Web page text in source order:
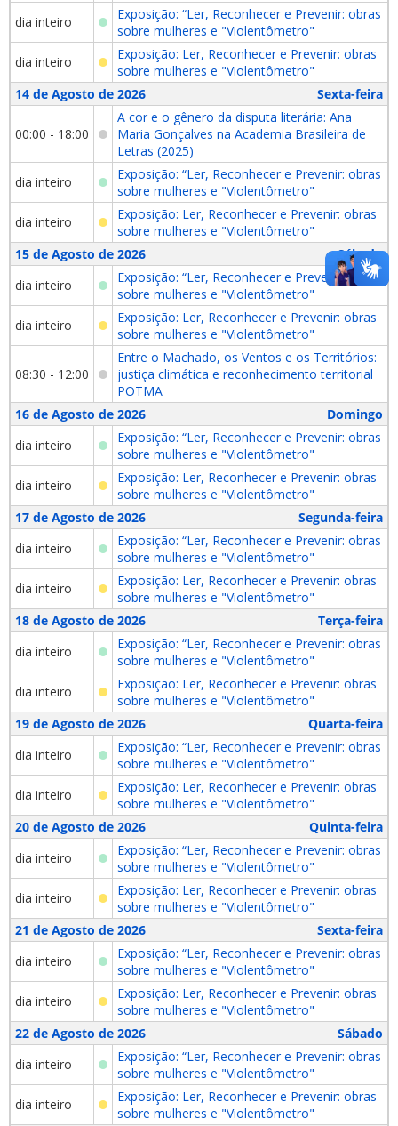
dia inteiro
Exposição: “Ler, Reconhecer e Prevenir: obras
sobre mulheres e "Violentômetro"
dia inteiro
Exposição: Ler, Reconhecer e Prevenir: obras
sobre mulheres e "Violentômetro"
14 de Agosto de 2026
Sexta-feira
00:00 - 18:00
A cor e o gênero da disputa literária: Ana
Maria Gonçalves na Academia Brasileira de
Letras (2025)
dia inteiro
Exposição: “Ler, Reconhecer e Prevenir: obras
sobre mulheres e "Violentômetro"
dia inteiro
Exposição: Ler, Reconhecer e Prevenir: obras
sobre mulheres e "Violentômetro"
15 de Agosto de 2026
Sábado
dia inteiro
Exposição: “Ler, Reconhecer e Prevenir: obras
sobre mulheres e "Violentômetro"
dia inteiro
Exposição: Ler, Reconhecer e Prevenir: obras
sobre mulheres e "Violentômetro"
08:30 - 12:00
Entre o Machado, os Ventos e os Territórios:
justiça climática e reconhecimento territorial
POTMA
16 de Agosto de 2026
Domingo
dia inteiro
Exposição: “Ler, Reconhecer e Prevenir: obras
sobre mulheres e "Violentômetro"
dia inteiro
Exposição: Ler, Reconhecer e Prevenir: obras
sobre mulheres e "Violentômetro"
17 de Agosto de 2026
Segunda-feira
dia inteiro
Exposição: “Ler, Reconhecer e Prevenir: obras
sobre mulheres e "Violentômetro"
dia inteiro
Exposição: Ler, Reconhecer e Prevenir: obras
sobre mulheres e "Violentômetro"
18 de Agosto de 2026
Terça-feira
dia inteiro
Exposição: “Ler, Reconhecer e Prevenir: obras
sobre mulheres e "Violentômetro"
dia inteiro
Exposição: Ler, Reconhecer e Prevenir: obras
sobre mulheres e "Violentômetro"
19 de Agosto de 2026
Quarta-feira
dia inteiro
Exposição: “Ler, Reconhecer e Prevenir: obras
sobre mulheres e "Violentômetro"
dia inteiro
Exposição: Ler, Reconhecer e Prevenir: obras
sobre mulheres e "Violentômetro"
20 de Agosto de 2026
Quinta-feira
dia inteiro
Exposição: “Ler, Reconhecer e Prevenir: obras
sobre mulheres e "Violentômetro"
dia inteiro
Exposição: Ler, Reconhecer e Prevenir: obras
sobre mulheres e "Violentômetro"
21 de Agosto de 2026
Sexta-feira
dia inteiro
Exposição: “Ler, Reconhecer e Prevenir: obras
sobre mulheres e "Violentômetro"
dia inteiro
Exposição: Ler, Reconhecer e Prevenir: obras
sobre mulheres e "Violentômetro"
22 de Agosto de 2026
Sábado
dia inteiro
Exposição: “Ler, Reconhecer e Prevenir: obras
sobre mulheres e "Violentômetro"
dia inteiro
Exposição: Ler, Reconhecer e Prevenir: obras
sobre mulheres e "Violentômetro"